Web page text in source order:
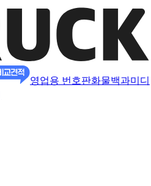
영업용 번호판화물백과미디